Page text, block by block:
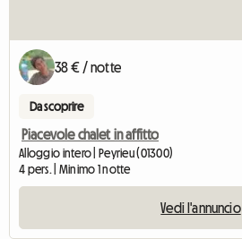
38 € / notte
Da scoprire
Piacevole chalet in affitto
Alloggio intero | Peyrieu (01300)
4 pers. | Minimo 1 notte
Vedi l'annuncio